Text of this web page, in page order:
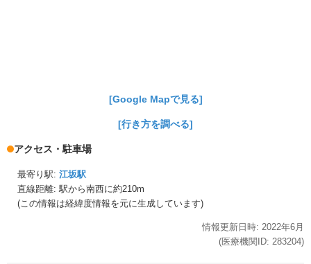
[Google Mapで見る]
[行き方を調べる]
アクセス・駐車場
最寄り駅: 江坂駅
直線距離: 駅から南西に約210m
(この情報は経緯度情報を元に生成しています)
情報更新日時: 2022年6月
(医療機関ID: 283204)